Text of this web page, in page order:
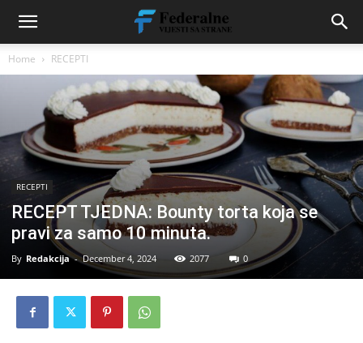
Home RECEPTI
RECEPTI
RECEPT TJEDNA: Bounty torta koja se
pravi za samo 10 minuta.
By Redakcija - December 4, 2024 2077 0